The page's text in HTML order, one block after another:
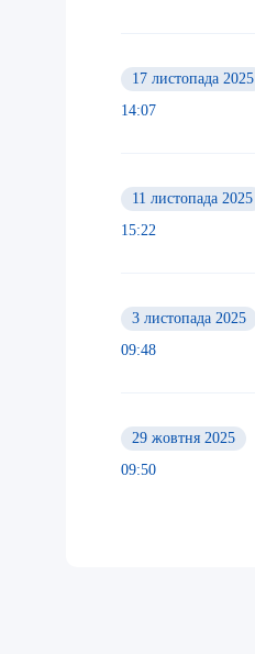
17 листопада 2025
14:07
11 листопада 2025
15:22
3 листопада 2025
09:48
29 жовтня 2025
09:50